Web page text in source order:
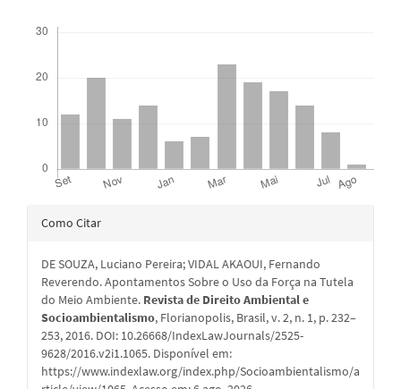
Detalhes
artigo
Como Citar
DE SOUZA, Luciano Pereira; VIDAL AKAOUI, Fernando
Reverendo. Apontamentos Sobre o Uso da Força na Tutela
do Meio Ambiente. Revista de Direito Ambiental e
Socioambientalismo, Florianopolis, Brasil, v. 2, n. 1, p. 232–
253, 2016. DOI: 10.26668/IndexLawJournals/2525-
9628/2016.v2i1.1065. Disponível em:
https://www.indexlaw.org/index.php/Socioambientalismo/a